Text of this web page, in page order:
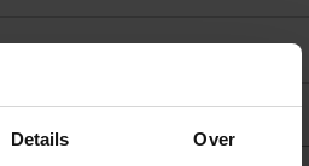
Details Over